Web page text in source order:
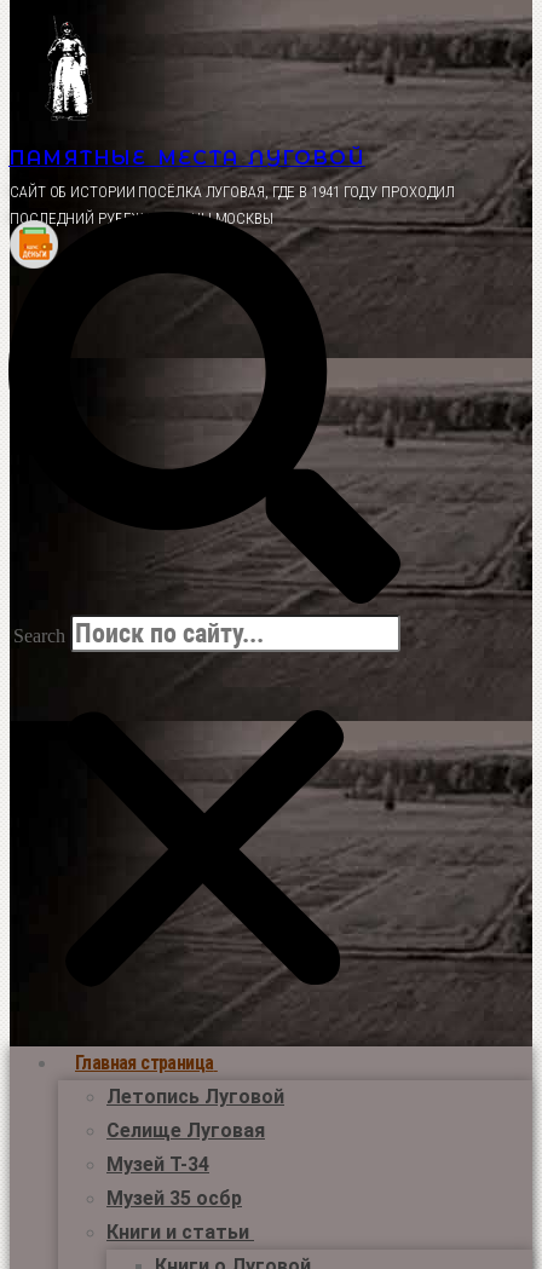
Перейти
содержимому
ПАМЯТНЫЕ МЕСТА ЛУГОВОЙ
CАЙТ ОБ ИСТОРИИ ПОСЁЛКА ЛУГОВАЯ, ГДЕ В 1941 ГОДУ ПРОХОДИЛ
ПОСЛЕДНИЙ РУБЕЖ ОБОРОНЫ МОСКВЫ
Search
Главная страница
Летопись Луговой
Селище Луговая
Музей Т-34
Музей 35 осбр
Книги и статьи